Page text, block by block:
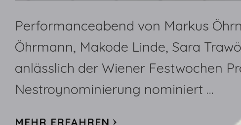
Performanceabend von Markus
Öhrmann, Makode Linde, Sara
anlässlich der Wiener Festwochen
Nestroynominierung nominiert …
MEHR ERFAHREN